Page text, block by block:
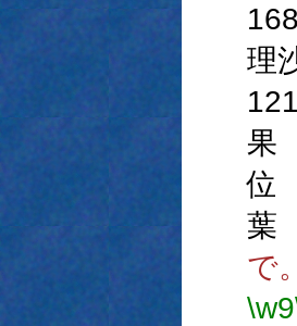
168
121
で。
\w9